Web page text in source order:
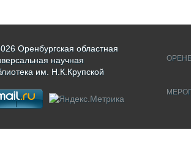
Оренбургская областная
научная
им. Н.К.Крупской